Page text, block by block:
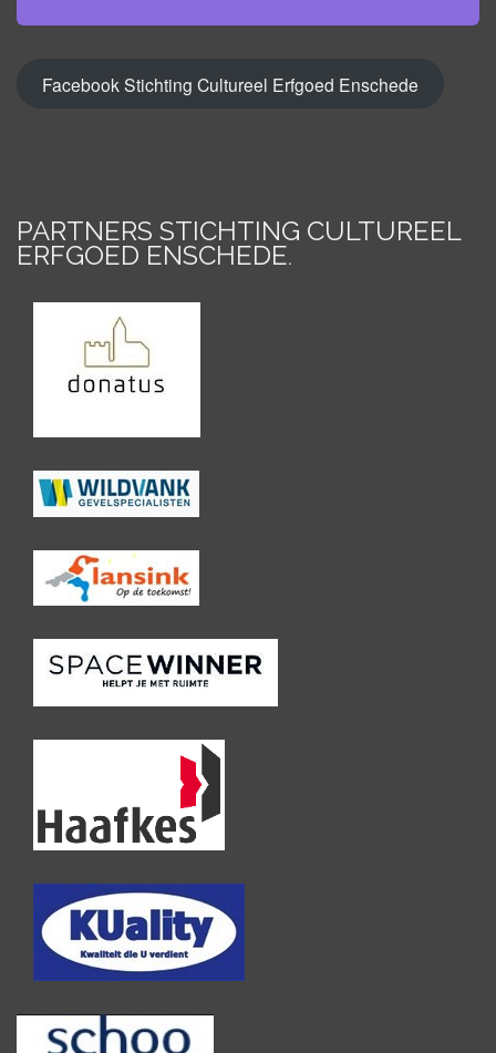
Facebook Stichting Cultureel Erfgoed Enschede
PARTNERS STICHTING CULTUREEL
ERFGOED ENSCHEDE.